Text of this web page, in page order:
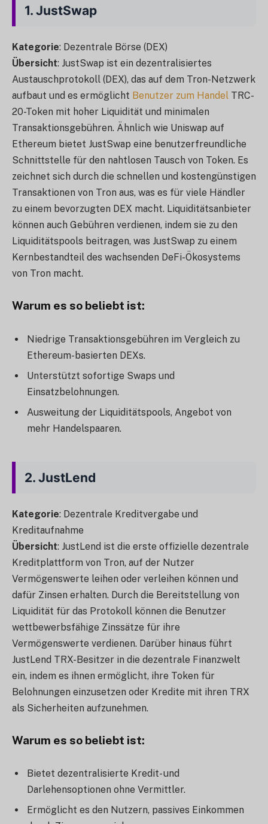
1. JustSwap
Kategorie: Dezentrale Börse (DEX)
Übersicht: JustSwap ist ein dezentralisiertes
Austauschprotokoll (DEX), das auf dem Tron-Netzwerk
aufbaut und es ermöglicht Benutzer zum Handel TRC-
20-Token mit hoher Liquidität und minimalen
Transaktionsgebühren. Ähnlich wie Uniswap auf
Ethereum bietet JustSwap eine benutzerfreundliche
Schnittstelle für den nahtlosen Tausch von Token. Es
zeichnet sich durch die schnellen und kostengünstigen
Transaktionen von Tron aus, was es für viele Händler
zu einem bevorzugten DEX macht. Liquiditätsanbieter
können auch Gebühren verdienen, indem sie zu den
Liquiditätspools beitragen, was JustSwap zu einem
Kernbestandteil des wachsenden DeFi-Ökosystems
von Tron macht.
Warum es so beliebt ist:
Niedrige Transaktionsgebühren im Vergleich zu
Ethereum-basierten DEXs.
Unterstützt sofortige Swaps und
Einsatzbelohnungen.
Ausweitung der Liquiditätspools, Angebot von
mehr Handelspaaren.
2. JustLend
Kategorie: Dezentrale Kreditvergabe und
Kreditaufnahme
Übersicht: JustLend ist die erste offizielle dezentrale
Kreditplattform von Tron, auf der Nutzer
Vermögenswerte leihen oder verleihen können und
dafür Zinsen erhalten. Durch die Bereitstellung von
Liquidität für das Protokoll können die Benutzer
wettbewerbsfähige Zinssätze für ihre
Vermögenswerte verdienen. Darüber hinaus führt
JustLend TRX-Besitzer in die dezentrale Finanzwelt
ein, indem es ihnen ermöglicht, ihre Token für
Belohnungen einzusetzen oder Kredite mit ihren TRX
als Sicherheiten aufzunehmen.
Warum es so beliebt ist:
Bietet dezentralisierte Kredit- und
Darlehensoptionen ohne Vermittler.
Ermöglicht es den Nutzern, passives Einkommen